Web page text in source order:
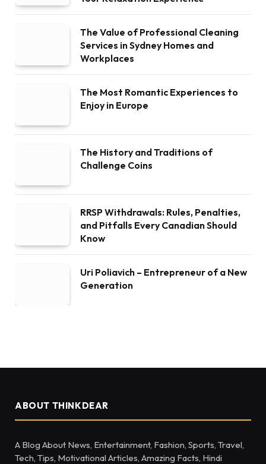
The Value of Professional Cleaning
Services in Sydney Homes and
Workplaces
The Most Romantic Experiences to
Enjoy in Europe
The History and Traditions of
Challenge Coins
RRSP Withdrawals: Rules, Penalties,
and Pitfalls Every Canadian Should
Know
Uri Poliavich – Entrepreneur of a New
Generation
ABOUT THINKDEAR
A Blog About News, Entertainment, Fashion, Sports, Travel,
Tech, Tips, Motivational Articles, Amazing Facts, Hindi